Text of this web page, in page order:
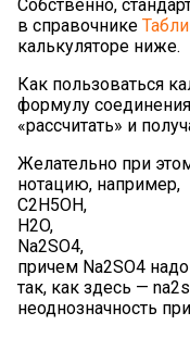
Собственно,
в справочнике
калькуляторе ниже.
Как пользоваться
формулу
«рассчитать» и
Желательно при
нотацию, например,
C2H5OH,
H2O,
Na2SO4,
причем Na2SO4
так, как здесь —
неоднозначность